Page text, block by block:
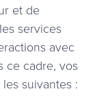
et de
services
avec
ce cadre, vos
suivantes :